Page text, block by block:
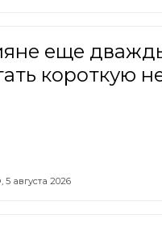
еще
короткую
5 августа 2026